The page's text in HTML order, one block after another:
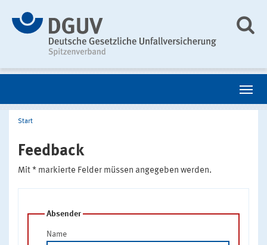
Start
Feedback
Mit * markierte Felder müssen angegeben werden.
Absender
Name